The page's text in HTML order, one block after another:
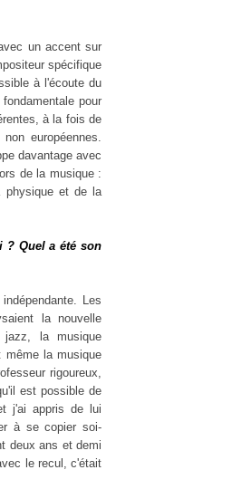
un accent sur
spécifique
à l'écoute du
pour
à la fois de
européennes.
davantage avec
de la musique :
physique et de la
? Quel a été son
Les
la nouvelle
jazz, la musique
même la musique
rigoureux,
est possible de
j'ai appris de lui
à se copier soi-
deux ans et demi
le recul, c'était